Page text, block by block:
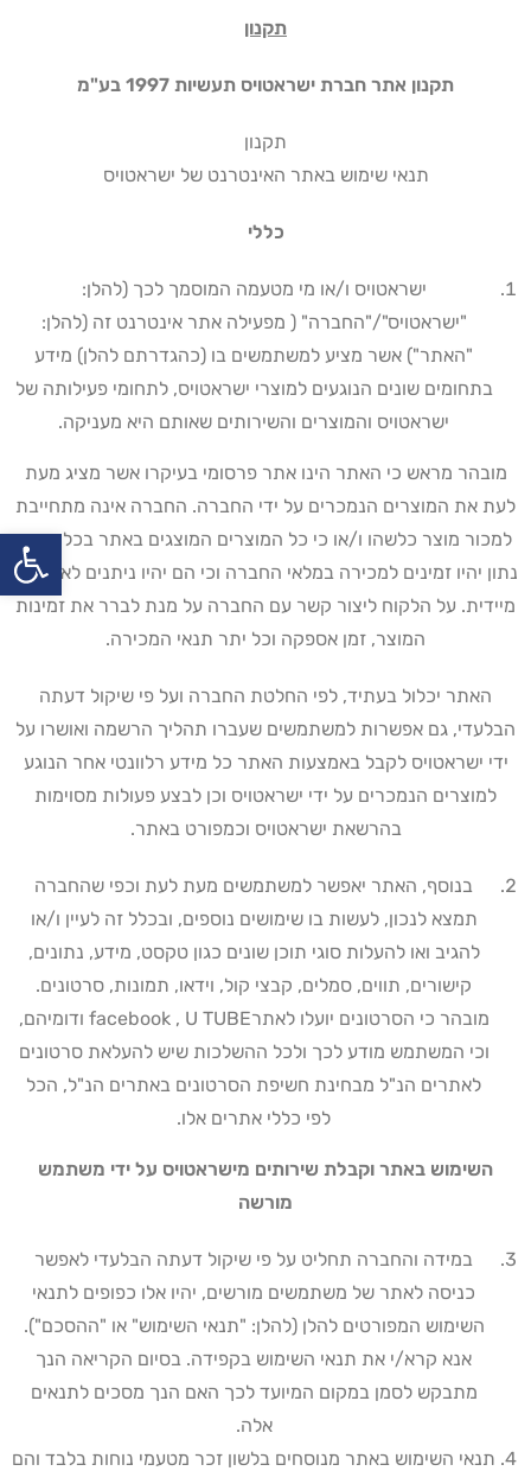
תקנון
תקנון אתר חברת ישראטויס תעשיות 1997 בע"מ
תקנון
תנאי שימוש באתר האינטרנט של ישראטויס
כללי
ישראטויס ו/או מי מטעמה המוסמך לכך (להלן:
"ישראטויס"/"החברה" ( מפעילה אתר אינטרנט זה (להלן:
"האתר") אשר מציע למשתמשים בו (כהגדרתם להלן) מידע
בתחומים שונים הנוגעים למוצרי ישראטויס, לתחומי פעילותה של
ישראטויס והמוצרים והשירותים שאותם היא מעניקה.
מובהר מראש כי האתר הינו אתר פרסומי בעיקרו אשר מציג מעת
לעת את המוצרים הנמכרים על ידי החברה. החברה אינה מתחייבת
למכור מוצר כלשהו ו/או כי כל המוצרים המוצגים באתר בכל מועד
נתון יהיו זמינים למכירה במלאי החברה וכי הם יהיו ניתנים לאספקה
מיידית. על הלקוח ליצור קשר עם החברה על מנת לברר את זמינות
המוצר, זמן אספקה וכל יתר תנאי המכירה.
האתר יכלול בעתיד, לפי החלטת החברה ועל פי שיקול דעתה
הבלעדי, גם אפשרות למשתמשים שעברו תהליך הרשמה ואושרו על
ידי ישראטויס לקבל באמצעות האתר כל מידע רלוונטי אחר הנוגע
למוצרים הנמכרים על ידי ישראטויס וכן לבצע פעולות מסוימות
בהרשאת ישראטויס וכמפורט באתר.
בנוסף, האתר יאפשר למשתמשים מעת לעת וכפי שהחברה
תמצא לנכון, לעשות בו שימושים נוספים, ובכלל זה לעיין ו/או
להגיב ואו להעלות סוגי תוכן שונים כגון טקסט, מידע, נתונים,
קישורים, תווים, סמלים, קבצי קול, וידאו, תמונות, סרטונים.
מובהר כי הסרטונים יועלו לאתרU TUBE
,
facebook ודומיהם,
וכי המשתמש מודע לכך ולכל ההשלכות שיש להעלאת סרטונים
לאתרים הנ"ל מבחינת חשיפת הסרטונים באתרים הנ"ל, הכל
לפי כללי אתרים אלו.
השימוש באתר וקבלת שירותים מישראטויס על ידי משתמש
מורשה
במידה והחברה תחליט על פי שיקול דעתה הבלעדי לאפשר
כניסה לאתר של משתמשים מורשים, יהיו אלו כפופים לתנאי
השימוש המפורטים להלן (להלן: "תנאי השימוש" או "ההסכם").
אנא קרא/י את תנאי השימוש בקפידה. בסיום הקריאה הנך
מתבקש לסמן במקום המיועד לכך האם הנך מסכים לתנאים
אלה.
תנאי השימוש באתר מנוסחים בלשון זכר מטעמי נוחות בלבד והם